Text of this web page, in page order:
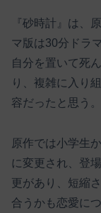
『砂時計』は、
マ版は30分ドラ
自分を置いて死
り、複雑に入り
容だったと思う。
原作では小学生
に変更され、登
更があり、短縮
合うかも恋愛に